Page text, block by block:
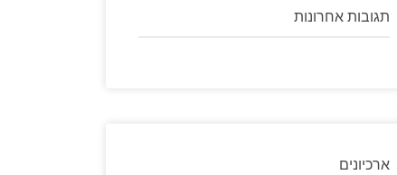
תגובות אחרונות
ארכיונים